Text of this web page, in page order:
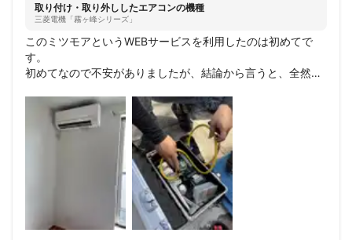
取り付け・取り外ししたエアコンの機種
三菱電機「霧ヶ峰シリーズ」
このミツモアというWEBサービスを利用したのは初めてで
す。
初めてなので不安がありましたが、結論から言うと、全然心
私の素人の質問にも、嫌な顔せず対応して下さりました。
今回は女性スタッフが同行されていた事も、安心につながり
ました。
今度から直接頼みたいと思いましたし、友達にもおすすめし
ます。有難うございました。